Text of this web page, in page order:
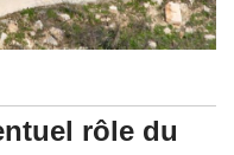
rôle du